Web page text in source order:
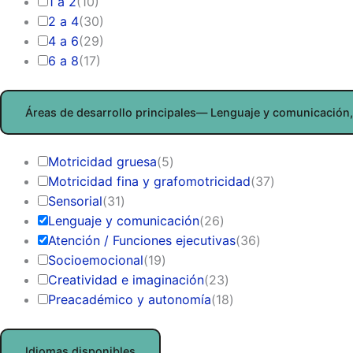
2 a 4(30)
4 a 6(29)
6 a 8(17)
Áreas de desarrollo principales— Lenguaje y
Motricidad gruesa(5)
Motricidad fina y grafomotricidad(37)
Sensorial(31)
Lenguaje y comunicación(26)
Atención / Funciones ejecutivas(36)
Socioemocional(19)
Creatividad e imaginación(23)
Preacadémico y autonomía(18)